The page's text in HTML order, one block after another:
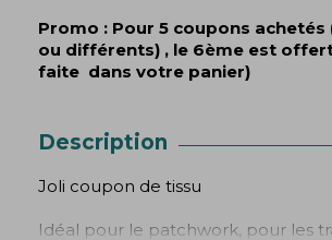
Promo : Pour 5 coupons achetés
ou différents) , le 6ème est
faite dans votre panier)
Description
Joli coupon de tissu
Idéal pour le patchwork, pour les